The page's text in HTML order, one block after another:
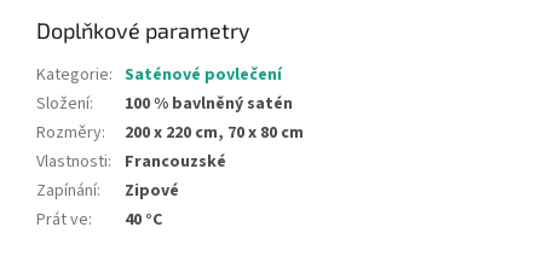
Doplňkové parametry
Kategorie: Saténové povlečení
Složení:
100 % bavlněný satén
Rozměry:
200 x 220 cm, 70 x 80 cm
Vlastnosti:
Francouzské
Zapínání:
Zipové
Prát ve: 40 °C